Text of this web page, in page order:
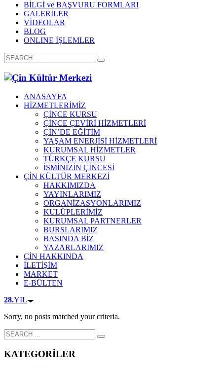
BİLGİ ve BAŞVURU FORMLARI
GALERİLER
VİDEOLAR
BLOG
ONLINE İŞLEMLER
ANASAYFA
HİZMETLERİMİZ
ÇİNCE KURSU
ÇİNCE ÇEVİRİ HİZMETLERİ
ÇİN’DE EĞİTİM
YAŞAM ENERJİSİ HİZMETLERİ
KURUMSAL HİZMETLER
TÜRKÇE KURSU
İSMİNİZİN ÇİNCESİ
ÇİN KÜLTÜR MERKEZİ
HAKKIMIZDA
YAYINLARIMIZ
ORGANİZASYONLARIMIZ
KULÜPLERİMİZ
KURUMSAL PARTNERLER
BURSLARIMIZ
BASINDA BİZ
YAZARLARIMIZ
ÇİN HAKKINDA
İLETİŞİM
MARKET
E-BÜLTEN
28.YIL
Sorry, no posts matched your criteria.
KATEGORİLER